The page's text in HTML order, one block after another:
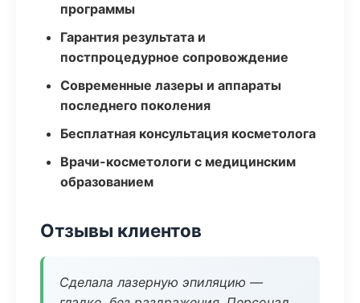
программы
Гарантия результата и
постпроцедурное сопровождение
Современные лазеры и аппараты
последнего поколения
Бесплатная консультация косметолога
Врачи-косметологи с медицинским
образованием
Отзывы клиентов
Сделала лазерную эпиляцию —